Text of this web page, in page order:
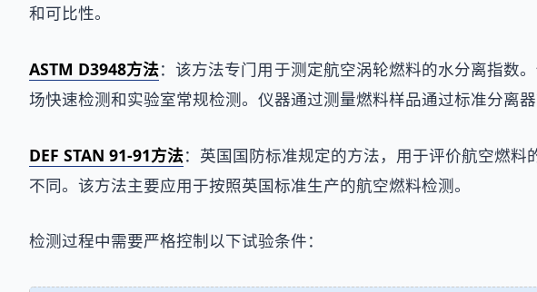
和可比性。
ASTM D3948方法：该方法专门用于测定航空涡轮燃料的水分离指数
场快速检测和实验室常规检测。仪器通过测量燃料样品通过标准分离
DEF STAN 91-91方法：英国国防标准规定的方法，用于评价航空燃
不同。该方法主要应用于按照英国标准生产的航空燃料检测。
检测过程中需要严格控制以下试验条件：